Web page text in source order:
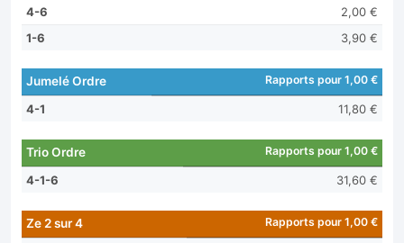
4-6
2,00 €
1-6
3,90 €
Jumelé Ordre Rapports pour 1,00 €
4-1 11,80 €
Trio Ordre Rapports pour 1,00 €
4-1-6 31,60 €
Ze 2 sur 4 Rapports pour 1,00 €